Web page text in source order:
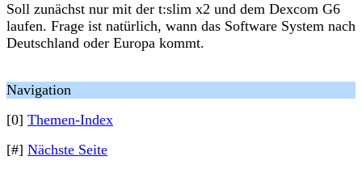
Soll zunächst nur mit der t:slim x2 und dem Dexcom G6
laufen. Frage ist natürlich, wann das Software System nach
Deutschland oder Europa kommt.
Navigation
[0] Themen-Index
[#] Nächste Seite